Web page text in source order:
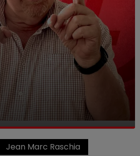
Jean Marc Raschia